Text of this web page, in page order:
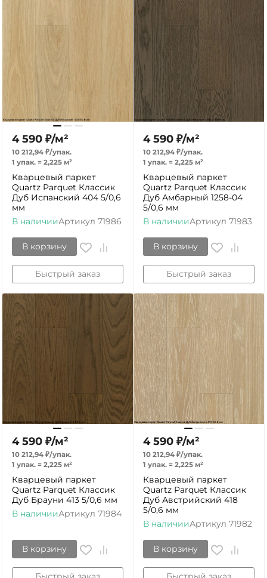
4 590 ₽/м²
10 212,94 ₽/упак.
1 упак. = 2,225 м²
Кварцевый паркет
Quartz Parquet Классик
Дуб Испанский 404 5/0,6
мм
В наличииАртикул 71986
В корзину
Быстрый заказ
4 590 ₽/м²
10 212,94 ₽/упак.
1 упак. = 2,225 м²
Кварцевый паркет
Quartz Parquet Классик
Дуб Амбарный 1258-04
5/0,6 мм
В наличииАртикул 71983
В корзину
Быстрый заказ
4 590 ₽/м²
10 212,94 ₽/упак.
1 упак. = 2,225 м²
Кварцевый паркет
Quartz Parquet Классик
Дуб Брауни 413 5/0,6 мм
В наличииАртикул 71984
В корзину
4 590 ₽/м²
10 212,94 ₽/упак.
1 упак. = 2,225 м²
Кварцевый паркет
Quartz Parquet Классик
Дуб Австрийский 418
5/0,6 мм
В наличииАртикул 71982
В корзину